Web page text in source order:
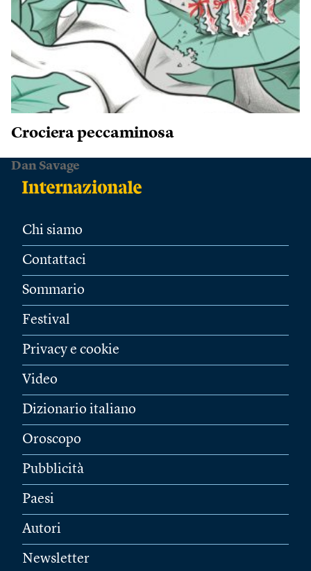
Crociera peccaminosa
Dan Savage
Chi siamo
Contattaci
Sommario
Festival
Privacy e cookie
Video
Dizionario italiano
Oroscopo
Pubblicità
Paesi
Autori
Newsletter